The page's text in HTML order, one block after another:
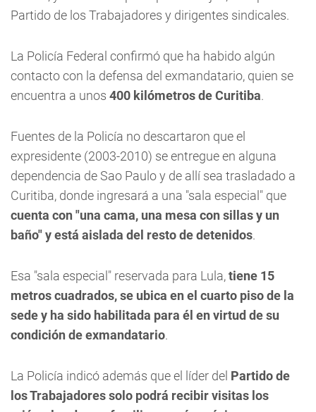
Partido de los Trabajadores y dirigentes sindicales.
La Policía Federal confirmó que ha habido algún
contacto con la defensa del exmandatario, quien se
encuentra a unos 400 kilómetros de Curitiba.
Fuentes de la Policía no descartaron que el
expresidente (2003-2010) se entregue en alguna
dependencia de Sao Paulo y de allí sea trasladado a
Curitiba, donde ingresará a una "sala especial" que
cuenta con "una cama, una mesa con sillas y un
baño" y está aislada del resto de detenidos.
Esa "sala especial" reservada para Lula,tiene 15
metros cuadrados, se ubica en el cuarto piso de la
sede y ha sido habilitada para él en virtud de su
condición de exmandatario.
La Policía indicó además que el líder del Partido de
los Trabajadores solo podrá recibir visitas los